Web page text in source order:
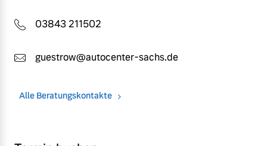
03843 211502
guestrow@autocenter-sachs.de
Alle Beratungskontakte